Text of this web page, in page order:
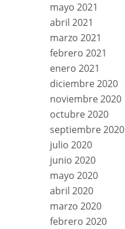
mayo 2021
abril 2021
marzo 2021
febrero 2021
enero 2021
diciembre 2020
noviembre 2020
octubre 2020
septiembre 2020
julio 2020
junio 2020
mayo 2020
abril 2020
marzo 2020
febrero 2020